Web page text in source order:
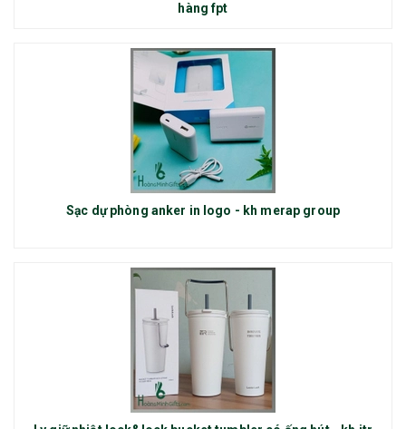
hàng fpt
Sạc dự phòng anker in logo - kh merap group